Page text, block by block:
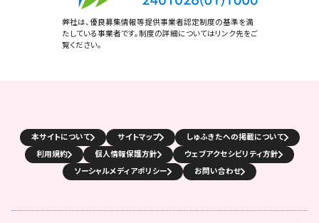
弊社は、優良募集情報等提供事業者認定制度の基準を満
たしている事業者です。制度の詳細についてはリンク先をご
覧ください。
本サイトについて サイトマップ
しゅふきたへの掲載について
利用規約
個人情報保護方針
ウェブアクセシビリティ方針
ソーシャルメディアポリシー
お問い合わせ